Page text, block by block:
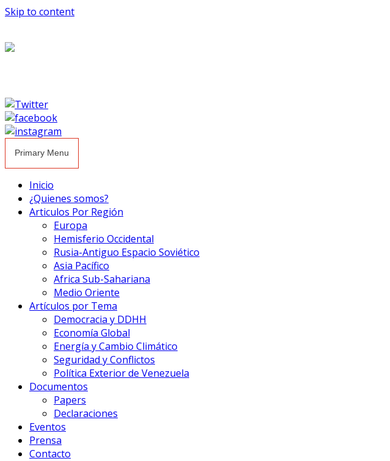
Skip to content
Primary Menu
Inicio
¿Quienes somos?
Articulos Por Región
Europa
Hemisferio Occidental
Rusia-Antiguo Espacio Soviético
Asia Pacífico
Africa Sub-Sahariana
Medio Oriente
Artículos por Tema
Democracia y DDHH
Economía Global
Energía y Cambio Climático
Seguridad y Conflictos
Política Exterior de Venezuela
Documentos
Papers
Declaraciones
Eventos
Prensa
Contacto